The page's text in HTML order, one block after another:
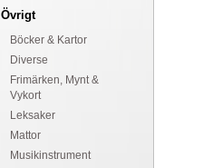
Övrigt
Böcker & Kartor
Diverse
Frimärken, Mynt &
Vykort
Leksaker
Mattor
Musikinstrument